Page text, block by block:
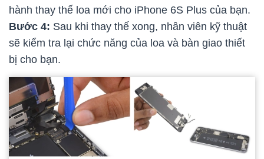
hành thay thế loa mới cho iPhone 6S Plus của bạn.
Bước 4: Sau khi thay thế xong, nhân viên kỹ thuật
sẽ kiểm tra lại chức năng của loa và bàn giao thiết
bị cho bạn.